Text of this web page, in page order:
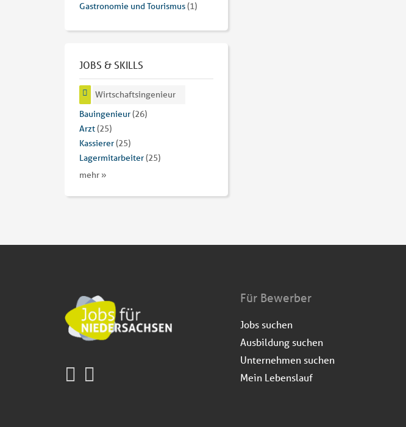
Gastronomie und Tourismus(1)
JOBS & SKILLS
Wirtschaftsingenieur
Bauingenieur(26)
Arzt(25)
Kassierer(25)
Lagermitarbeiter(25)
mehr »
Für Bewerber
Jobs suchen
Ausbildung suchen
Unternehmen suchen
Mein Lebenslauf